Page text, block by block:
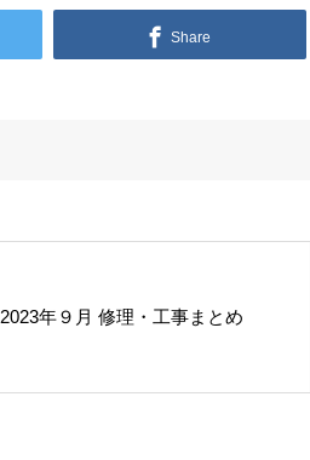
Share
2023年９月 修理・工事まとめ